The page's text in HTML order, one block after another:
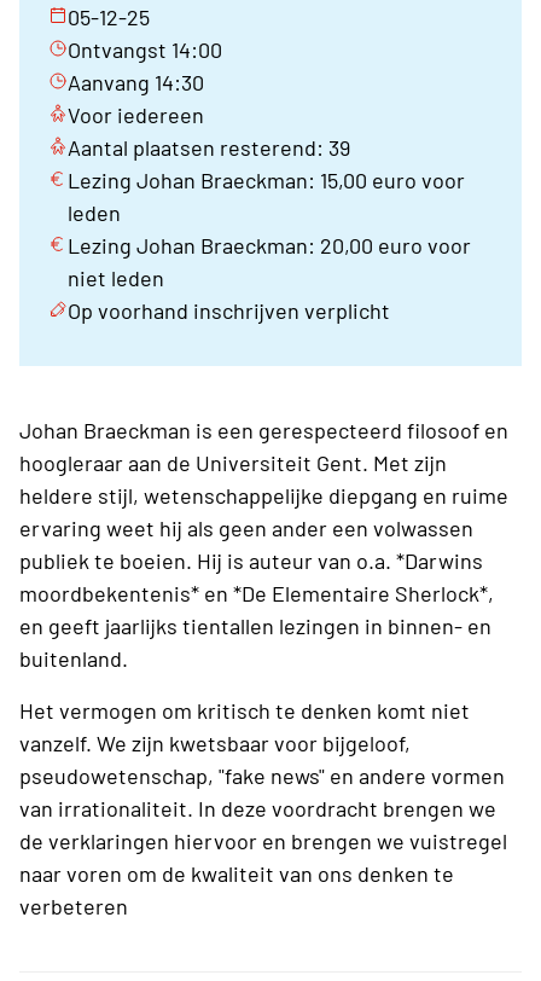
05-12-25
Ontvangst 14:00
Aanvang 14:30
Voor iedereen
Aantal plaatsen resterend: 39
Lezing Johan Braeckman: 15,00 euro voor
leden
Lezing Johan Braeckman: 20,00 euro voor
niet leden
Op voorhand inschrijven verplicht
Johan Braeckman is een gerespecteerd filosoof en
hoogleraar aan de Universiteit Gent. Met zijn
heldere stijl, wetenschappelijke diepgang en ruime
ervaring weet hij als geen ander een volwassen
publiek te boeien. Hij is auteur van o.a. *Darwins
moordbekentenis* en *De Elementaire Sherlock*,
en geeft jaarlijks tientallen lezingen in binnen- en
buitenland.
Het vermogen om kritisch te denken komt niet
vanzelf. We zijn kwetsbaar voor bijgeloof,
pseudowetenschap, "fake news" en andere vormen
van irrationaliteit. In deze voordracht brengen we
de verklaringen hiervoor en brengen we vuistregel
naar voren om de kwaliteit van ons denken te
verbeteren